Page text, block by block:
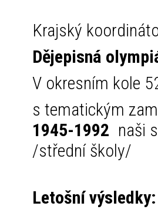
Krajský
Dějepisná
V okresním kole
s tematickým
1945-1992 naši
/střední školy/
Letošní výsledky: